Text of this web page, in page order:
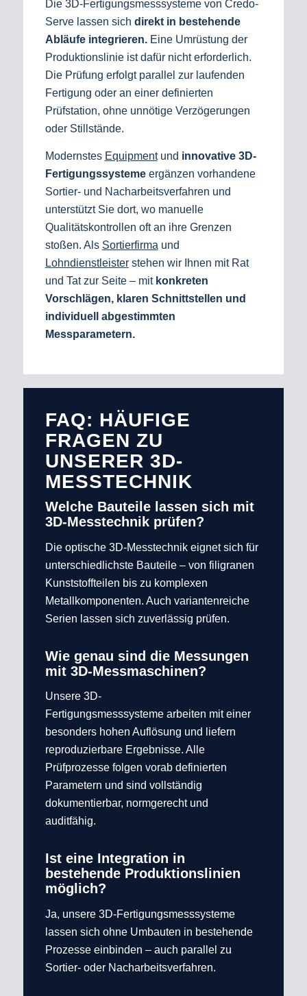
Die 3D-Fertigungsmesssysteme von Credo-
Serve lassen sich direkt in bestehende
Abläufe integrieren.Eine Umrüstung der
Produktionslinie ist dafür nicht erforderlich.
Die Prüfung erfolgt parallel zur laufenden
Fertigung oder an einer definierten
Prüfstation, ohne unnötige Verzögerungen
oder Stillstände.
Modernstes Equipmentund innovative 3D-
Fertigungssystemeergänzen vorhandene
Sortier- und Nacharbeitsverfahren und
unterstützt Sie dort, wo manuelle
Qualitätskontrollen oft an ihre Grenzen
stoßen. Als Sortierfirma und
Lohndienstleisterstehen wir Ihnen mit Rat
und Tat zur Seite – mit konkreten
Vorschlägen, klaren Schnittstellen und
individuell abgestimmten
Messparametern.
FAQ: HÄUFIGE
FRAGEN ZU
UNSERER 3D-
MESSTECHNIK
Welche Bauteile lassen sich mit
3D-Messtechnik prüfen?
Die optische 3D-Messtechnik eignet sich für
unterschiedlichste Bauteile – von filigranen
Kunststoffteilen bis zu komplexen
Metallkomponenten. Auch variantenreiche
Serien lassen sich zuverlässig prüfen.
Wie genau sind die Messungen
mit 3D-Messmaschinen?
Unsere 3D-
Fertigungsmesssysteme arbeiten mit einer
besonders hohen Auflösung und liefern
reproduzierbare Ergebnisse. Alle
Prüfprozesse folgen vorab definierten
Parametern und sind vollständig
dokumentierbar, normgerecht und
auditfähig.
Ist eine Integration in
bestehende Produktionslinien
möglich?
Ja, unsere 3D-Fertigungsmesssysteme
lassen sich ohne Umbauten in bestehende
Prozesse einbinden – auch parallel zu
Sortier- oder Nacharbeitsverfahren.